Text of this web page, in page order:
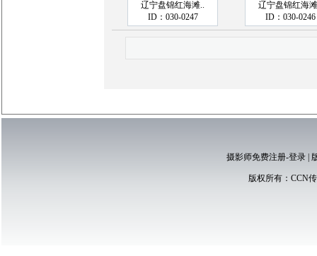
辽宁盘锦红海滩..
ID：030-0247
辽宁盘锦红海
ID：030-0246
摄影师免费注册-登录|
版权所有： CCN